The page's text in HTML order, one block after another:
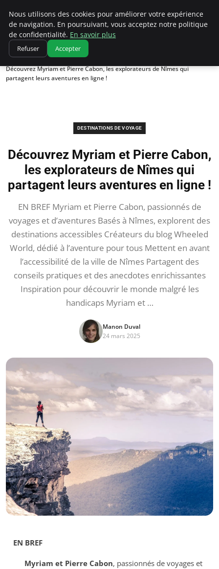
Correze Co
Accueil
Destinations de voyage
Découvrez Myriam et Pierre Cabon, les explorateurs de Nîmes qui
partagent leurs aventures en ligne !
DESTINATIONS DE VOYAGE
Découvrez Myriam et Pierre Cabon,
les explorateurs de Nîmes qui
partagent leurs aventures en ligne !
EN BREF Myriam et Pierre Cabon, passionnés de
voyages et d’aventures Basés à Nîmes, explorent des
destinations accessibles Créateurs du blog Wheeled
World, dédié à l’aventure pour tous Mettent en avant
l’accessibilité de la ville de Nîmes Partagent des
conseils pratiques et des anecdotes enrichissantes
Inspiration pour découvrir le monde malgré les
handicaps Myriam et …
Manon Duval
24 mars 2025
EN BREF
Myriam et Pierre Cabon, passionnés de voyages et
Nous utilisons des cookies pour améliorer votre expérience
de navigation. En poursuivant, vous acceptez notre politique
de confidentialité. En savoir plus
Refuser Accepter